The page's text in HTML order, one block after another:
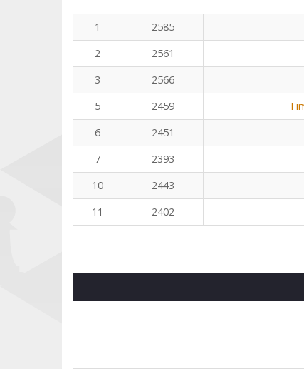
1 2585
2
2561
3
2566
5
2459
6
2451
7
2393
10
2443
11
2402